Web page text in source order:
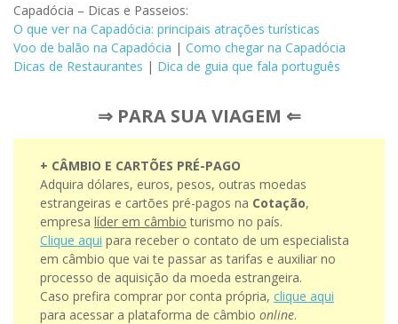
Capadócia – Dicas e Passeios:
O que ver na Capadócia: principais atrações turísticas
Voo de balão na Capadócia | Como chegar na Capadócia
Dicas de Restaurantes | Dica de guia que fala português
⇒ PARA SUA VIAGEM ⇐
+ CÂMBIO E CARTÕES PRÉ-PAGO
Adquira dólares, euros, pesos, outras moedas
estrangeiras e cartões pré-pagos na Cotação,
empresa líder em câmbio turismo no país.
Clique aqui para receber o contato de um especialista
em câmbio que vai te passar as tarifas e auxiliar no
processo de aquisição da moeda estrangeira.
Caso prefira comprar por conta própria, clique aqui
para acessar a plataforma de câmbio online.